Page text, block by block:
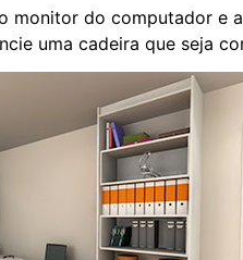
monitor do computador e
uma cadeira que seja